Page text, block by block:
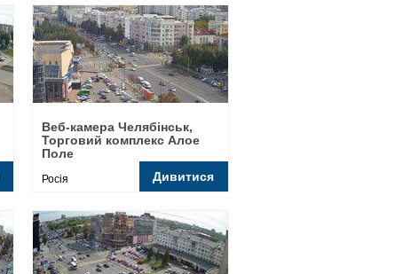
Веб-камера Челябінськ,
Торговий комплекс Алое
Поле
Росія Дивитися